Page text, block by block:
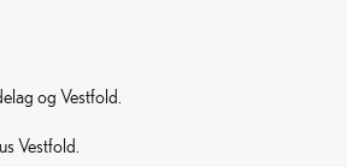
og Vestfold.
Vestfold.